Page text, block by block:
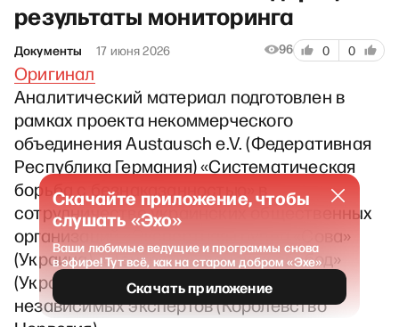
результаты мониторинга
Документы 17 июня 2026 96 0 0
Оригинал
Аналитический материал подготовлен в
рамках проекта некоммерческого
объединения Austausch e.V. (Федеративная
Республика Германия) «Систематическая
борьба с безнаказанностью» в
сотрудничестве украинских общественных
организаций «Экспертная группа «Сова»
(Украина), «Центр гражданских свобод»
(Украина), «Архив войны» (Украина) и
независимых экспертов (Королевство
Скачайте приложение, чтобы
слушать «Эхо»
Ваши любимые ведущие и программы снова
в эфире! Тут всё, как на старом добром «Эхе»
Скачать приложение